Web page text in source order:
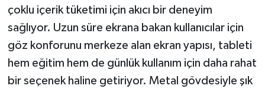
çoklu içerik tüketimi için akıcı bir deneyim
sağlıyor. Uzun süre ekrana bakan kullanıcılar için
göz konforunu merkeze alan ekran yapısı, tableti
hem eğitim hem de günlük kullanım için daha rahat
bir seçenek haline getiriyor. Metal gövdesiyle şık